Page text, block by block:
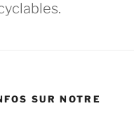
SUR NOTRE